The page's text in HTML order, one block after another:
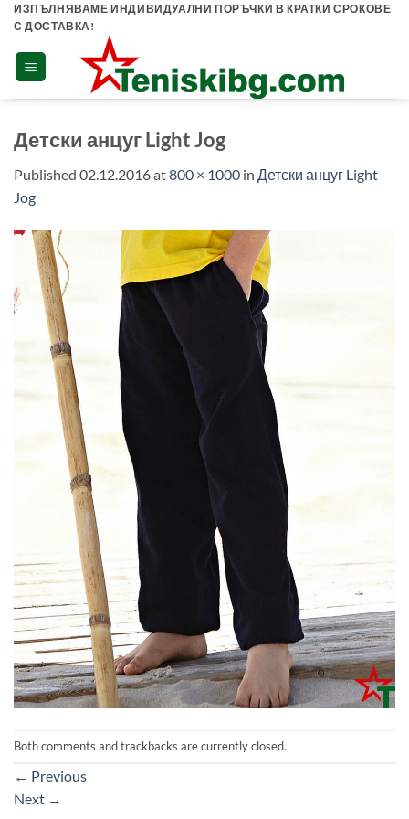
Skip
content
ИЗПЪЛНЯВАМЕ ИНДИВИДУАЛНИ ПОРЪЧКИ В КРАТКИ СРОКОВЕ
С ДОСТАВКА!
Детски анцуг Light Jog
Published 02.12.2016at800 × 1000 in Детски анцуг Light
Jog
Both comments and trackbacks are currently closed.
← Previous
Next →